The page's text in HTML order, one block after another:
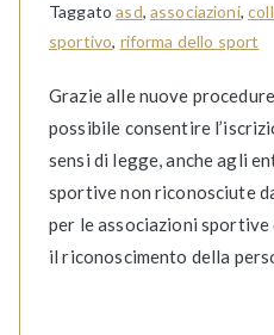
Taggatoasd, associazioni,
sportivo, riforma dello sport
Grazie alle nuove
possibile consentire
sensi di legge, anche agli
sportive non riconosciute
per le associazioni
il riconoscimento della